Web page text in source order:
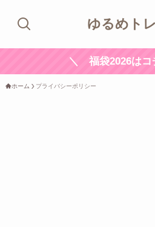
ゆるめト
＼ 福袋2026は
ホーム プライバシーポリシー